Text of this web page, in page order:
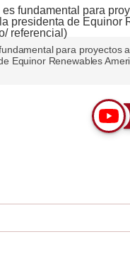
para proyectos
Equinor Renewables